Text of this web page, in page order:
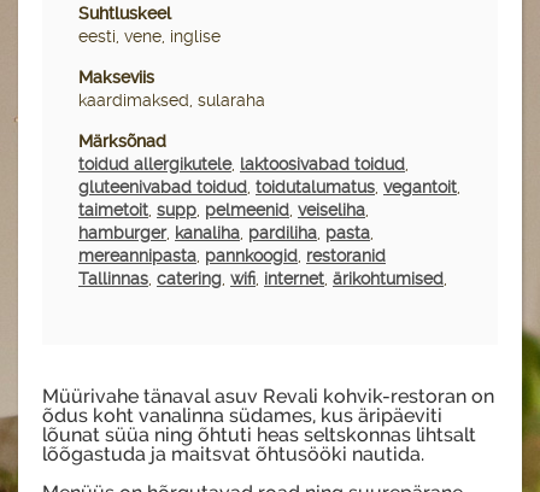
Suhtluskeel
eesti, vene, inglise
Makseviis
kaardimaksed, sularaha
Märksõnad
toidud allergikutele, laktoosivabad toidud,
gluteenivabad toidud, toidutalumatus, vegantoit,
taimetoit, supp, pelmeenid, veiseliha,
hamburger, kanaliha, pardiliha, pasta,
mereannipasta, pannkoogid, restoranid
Tallinnas, catering, wifi, internet, ärikohtumised,
Müürivahe tänaval asuv Revali kohvik-restoran on
õdus koht vanalinna südames, kus äripäeviti
lõunat süüa ning õhtuti heas seltskonnas lihtsalt
lõõgastuda ja maitsvat õhtusööki nautida.